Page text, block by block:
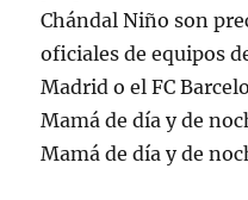
Chándal Niño son
oficiales de equipos
Madrid o el FC
Mamá de día y de
Mamá de día y de